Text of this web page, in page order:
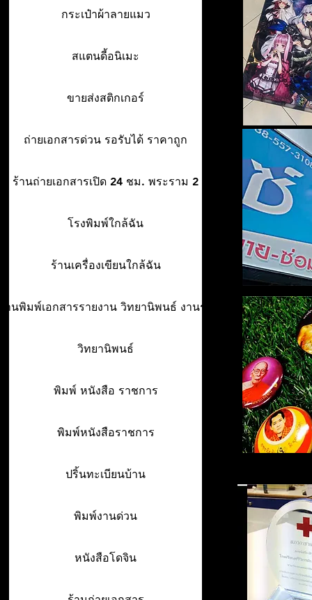
กระเป๋าผ้าลายแมว
สแตนดี้อนิเมะ
ขายส่งสติกเกอร์
ถ่ายเอกสารด่วน รอรับได้ ราคาถูก
ร้านถ่ายเอกสารเปิด 24 ชม. พระราม 2
โรงพิมพ์ใกล้ฉัน
ร้านเครื่องเขียนใกล้ฉัน
านพิมพ์เอกสารรายงาน วิทยานิพนธ์ งานรา
วิทยานิพนธ์
พิมพ์ หนังสือ ราชการ
พิมพ์หนังสือราชการ
ปริ้นทะเบียนบ้าน
พิมพ์งานด่วน
หนังสือโดจิน